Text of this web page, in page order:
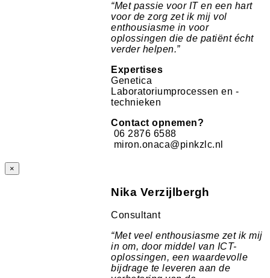
“Met passie voor IT en een hart
voor de zorg zet ik mij vol
enthousiasme in voor
oplossingen die de patiënt écht
verder helpen.”
Expertises
Genetica
Laboratoriumprocessen en -
technieken
Contact opnemen?
06 2876 6588
miron.onaca@pinkzlc.nl
×
Nika Verzijlbergh
Consultant
“Met veel enthousiasme zet ik mij
in om, door middel van ICT-
oplossingen, een waardevolle
bijdrage te leveren aan de